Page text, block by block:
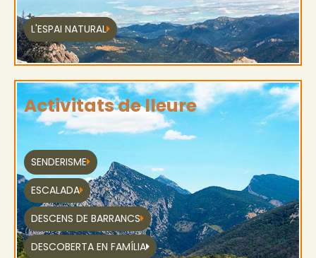
L'ESPAI NATURAL
Activitats de lleure
SENDERISME
ESCALADA
DESCENS DE BARRANCS
DESCOBERTA EN FAMÍLIA